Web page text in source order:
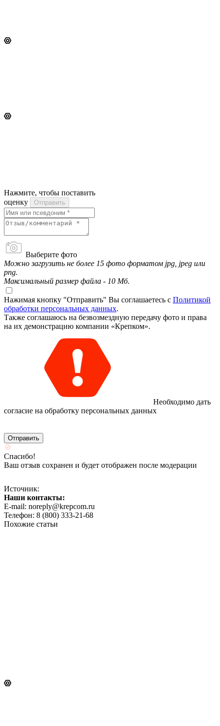
Нажмите, чтобы поставить
оценку
Отправить
Выберите фото
Можно загрузить не более 15 фото форматом jpg, jpeg или
png.
Максимальный размер файла - 10 Мб.
Нажимая кнопку "Отправить" Вы соглашаетесь с Политикой
обработки персональных данных.
Также соглашаюсь на безвозмездную передачу фото и права
на их демонстрацию компании «Крепком».
Необходимо дать
согласие на обработку персональных данных
Спасибо!
Ваш отзыв сохранен и будет отображен после модерации
Источник:
Наши контакты:
E-mail: noreply@krepcom.ru
Телефон: 8 (800) 333-21-68
Похожие статьи